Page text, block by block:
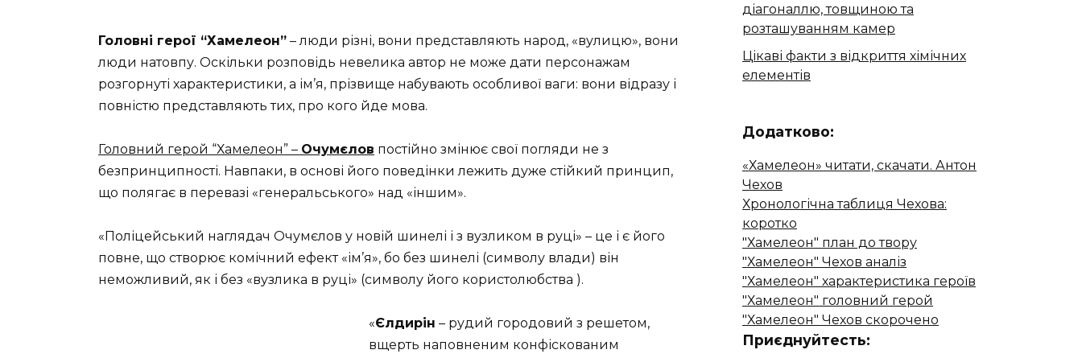
Головні герої “Хамелеон” – люди різні, вони представляють народ, «вулицю», вони
люди натовпу. Оскільки розповідь невелика автор не може дати персонажам
розгорнуті характеристики, а ім’я, прізвище набувають особливої ​​ваги: ​​вони відразу і
повністю представляють тих, про кого йде мова.
Головний герой “Хамелеон” – Очумєлов постійно змінює свої погляди не з
безпринципності. Навпаки, в основі його поведінки лежить дуже стійкий принцип,
що полягає в перевазі «генеральського» над «іншим».
«Поліцейський наглядач Очумєлов у новій шинелі і з вузликом в руці» – це і є його
повне, що створює комічний ефект «ім’я», бо без шинелі (символу влади) він
неможливий, як і без «вузлика в руці» (символу його користолюбства ).
«Єлдирін – рудий городовий з решетом,
вщерть наповненим конфіскованим
діагоналлю, товщиною та
розташуванням камер
Цікаві факти з відкриття хімічних
елементів
Додатково:
«Хамелеон» читати, скачати. Антон
Чехов
Хронологічна таблиця Чехова:
коротко
"Хамелеон" план до твору
"Хамелеон" Чехов аналіз
"Хамелеон" характеристика героїв
"Хамелеон" головний герой
"Хамелеон" Чехов скорочено
Приєднуйтесть: